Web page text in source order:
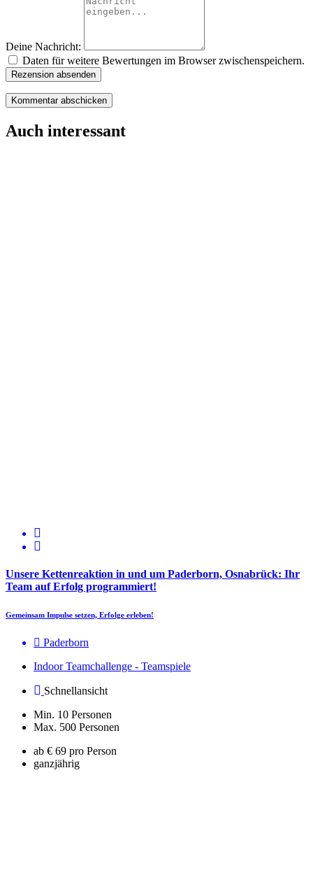
Deine Nachricht:
Daten für weitere Bewertungen im Browser zwischenspeichern.
Rezension absenden
Auch interessant
Unsere Kettenreaktion in und um Paderborn, Osnabrück: Ihr
Team auf Erfolg programmiert!
Gemeinsam Impulse setzen, Erfolge erleben!
Paderborn
Indoor Teamchallenge - Teamspiele
Schnellansicht
Min. 10 Personen
Max. 500 Personen
ab € 69 pro Person
ganzjährig